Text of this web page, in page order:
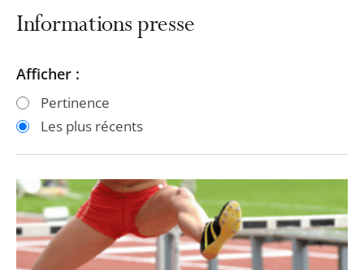
Informations presse
Passer
les
filtres
après
Passer
les
filtres
avant
Afficher :
Pertinence
Les plus récents
Le
Conseil
d’État
rejette